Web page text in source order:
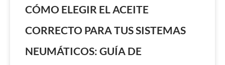
CÓMO ELEGIR EL ACEITE
CORRECTO PARA TUS SISTEMAS
NEUMÁTICOS: GUÍA DE